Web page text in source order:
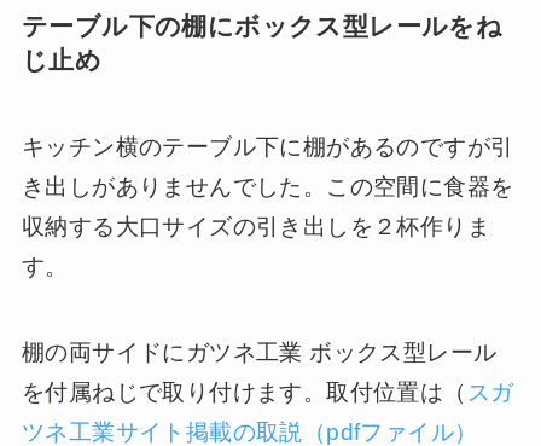
テーブル下の棚にボックス型レールをね
じ止め
キッチン横のテーブル下に棚があるのですが引
き出しがありませんでした。この空間に食器を
収納する大口サイズの引き出しを２杯作りま
す。
棚の両サイドにガツネ工業 ボックス型レール
を付属ねじで取り付けます。取付位置は（ スガ
ツネ工業サイト掲載の取説（pdfファイル）